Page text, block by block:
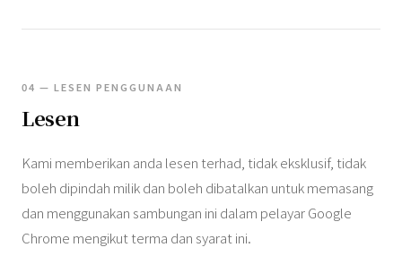
04 — LESEN PENGGUNAAN
Lesen
Kami memberikan anda lesen terhad, tidak eksklusif, tidak
boleh dipindah milik dan boleh dibatalkan untuk memasang
dan menggunakan sambungan ini dalam pelayar Google
Chrome mengikut terma dan syarat ini.